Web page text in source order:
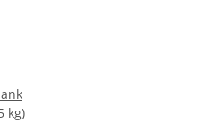
kg)